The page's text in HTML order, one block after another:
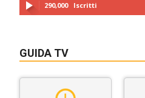
290,000 Iscritti
GUIDA TV